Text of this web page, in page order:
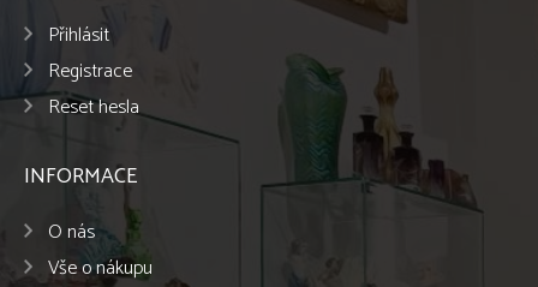
Přihlásit
Registrace
Reset hesla
INFORMACE
O nás
Vše o nákupu